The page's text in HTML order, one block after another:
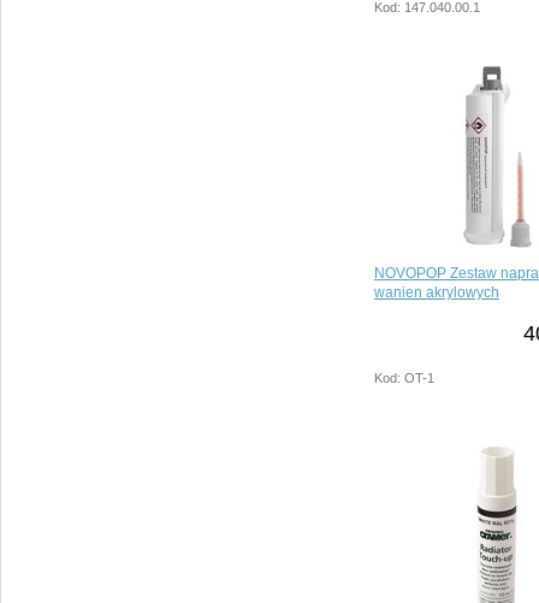
Kod: 147.040.00.1
NOVOPOP Zestaw
wanien akrylowych
Kod: OT-1